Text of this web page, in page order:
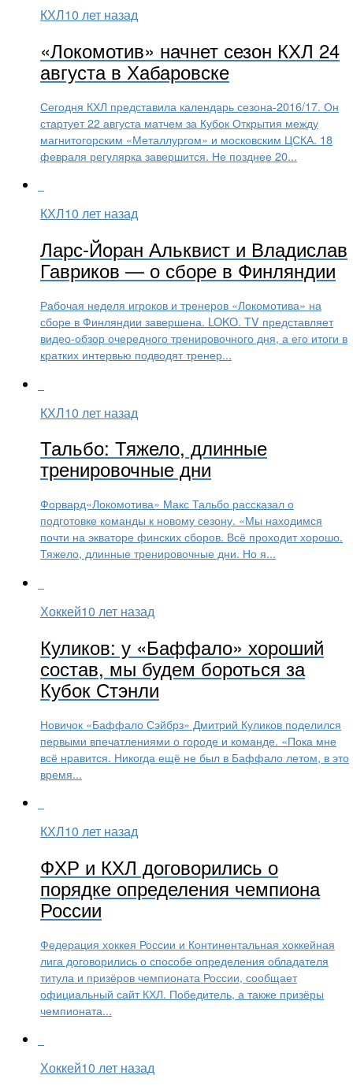
КХЛ10 лет назад
«Локомотив» начнет сезон КХЛ 24
августа в Хабаровске
Сегодня КХЛ представила календарь сезона-2016/17. Он
стартует 22 августа матчем за Кубок Открытия между
магнитогорским «Металлургом» и московским ЦСКА. 18
февраля регулярка завершится. Не позднее 20...
КХЛ10 лет назад
Ларс-Йоран Альквист и Владислав
Гавриков — о сборе в Финляндии
Рабочая неделя игроков и тренеров «Локомотива» на
сборе в Финляндии завершена. LOKO. TV представляет
видео-обзор очередного тренировочного дня, а его итоги в
кратких интервью подводят тренер...
КХЛ10 лет назад
Тальбо: Тяжело, длинные
тренировочные дни
Форвард«Локомотива» Макс Тальбо рассказал о
подготовке команды к новому сезону. «Мы находимся
почти на экваторе финских сборов. Всё проходит хорошо.
Тяжело, длинные тренировочные дни. Но я...
Хоккей10 лет назад
Куликов: у «Баффало» хороший
состав, мы будем бороться за
Кубок Стэнли
Новичок «Баффало Сэйбрз» Дмитрий Куликов поделился
первыми впечатлениями о городе и команде. «Пока мне
всё нравится. Никогда ещё не был в Баффало летом, в это
время...
КХЛ10 лет назад
ФХР и КХЛ договорились о
порядке определения чемпиона
России
Федерация хоккея России и Континентальная хоккейная
лига договорились о способе определения обладателя
титула и призёров чемпионата России, сообщает
официальный сайт КХЛ. Победитель, а также призёры
чемпионата...
Хоккей10 лет назад